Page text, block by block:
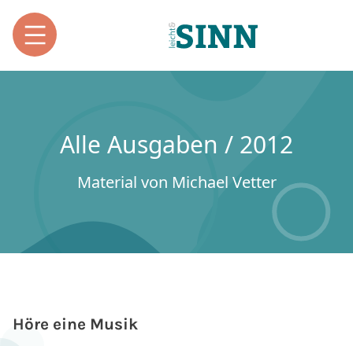
Alle Ausgaben / 2012
Material von Michael Vetter
Höre eine Musik